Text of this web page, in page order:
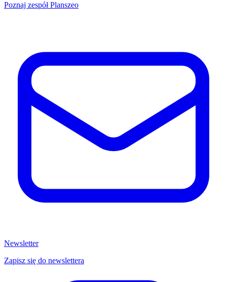
Poznaj zespół Planszeo
Newsletter
Zapisz się do newslettera